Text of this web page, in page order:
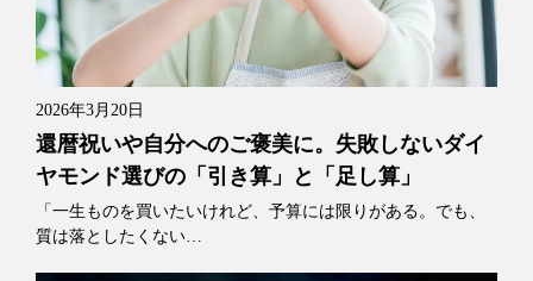
2026年3月20日
還暦祝いや自分へのご褒美に。失敗しないダイ
ヤモンド選びの「引き算」と「足し算」
「一生ものを買いたいけれど、予算には限りがある。でも、
質は落としたくない…